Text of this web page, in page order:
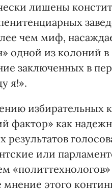
лишены
чем миф,
одной из колоний
заключенных в
я!».
избирательных
фактор» как
или
мнение этого